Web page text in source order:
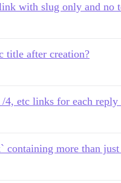
with slug only and no
title after creation?
4, etc links for each
containing more than